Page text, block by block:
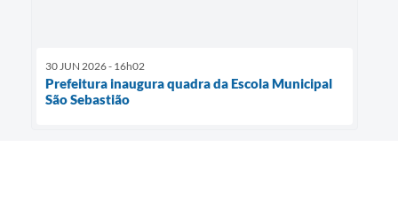
30 JUN 2026 - 16h02
Prefeitura inaugura quadra da Escola Municipal
São Sebastião